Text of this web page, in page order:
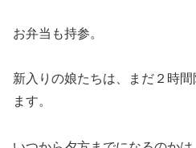
お弁当も持参。
新入りの娘たちは、まだ２時
ます。